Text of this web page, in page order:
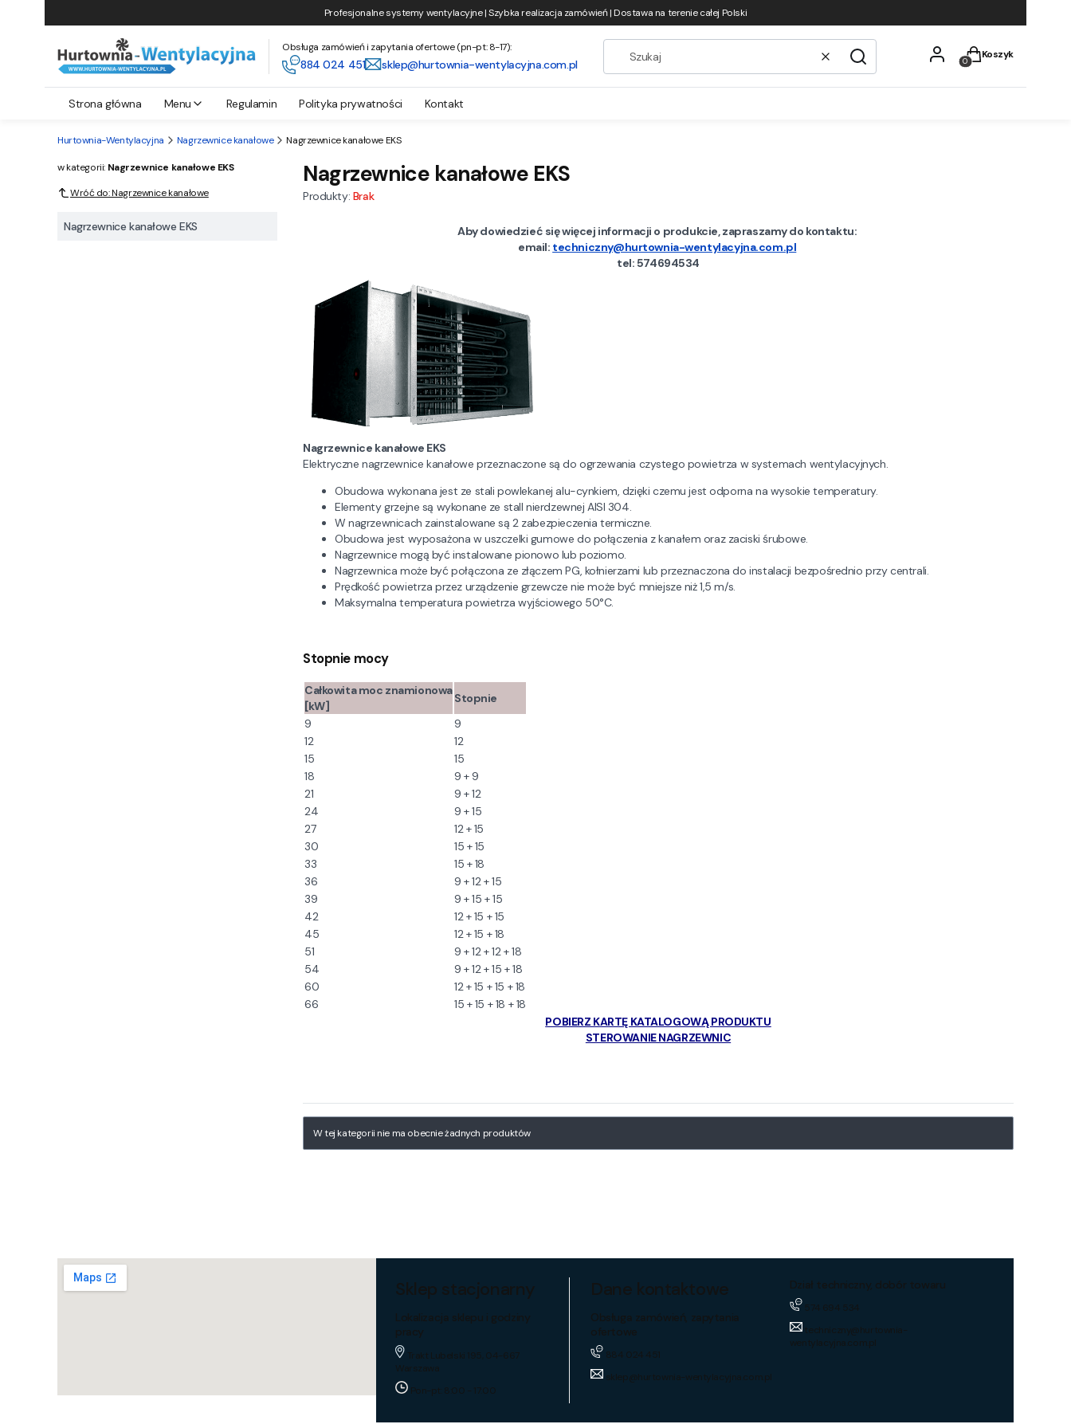
Profesjonalne systemy wentylacyjne | Szybka realizacja zamówień | Dostawa na terenie całej Polski
Obsługa zamówień i zapytania ofertowe (pn-pt: 8-17):
884 024 451 sklep@hurtownia-wentylacyjna.com.pl WyczyśćSzukaj
Produkty w
Koszyk
Strona główna Menu Regulamin Polityka prywatności Kontakt
Hurtownia-Wentylacyjna Nagrzewnice kanałowe Nagrzewnice kanałowe EKS
w kategorii: Nagrzewnice kanałowe EKS
Wróć do: Nagrzewnice kanałowe
Nagrzewnice kanałowe EKS
Nagrzewnice kanałowe EKS
Produkty: Brak
Aby dowiedzieć się więcej informacji o produkcie, zapraszamy do kontaktu:
email: techniczny@hurtownia-wentylacyjna.com.pl
tel: 574694534
Nagrzewnice kanałowe EKS
Elektryczne nagrzewnice kanałowe przeznaczone są do ogrzewania czystego powietrza w systemach wentylacyjnych.
Obudowa wykonana jest ze stali powlekanej alu-cynkiem, dzięki czemu jest odporna na wysokie temperatury.
Elementy grzejne są wykonane ze stall nierdzewnej AISI 304.
W nagrzewnicach zainstalowane są 2 zabezpieczenia termiczne.
Obudowa jest wyposażona w uszczelki gumowe do połączenia z kanałem oraz zaciski śrubowe.
Nagrzewnice mogą być instalowane pionowo lub poziomo.
Nagrzewnica może być połączona ze złączem PG, kołnierzami lub przeznaczona do instalacji bezpośrednio przy centrali.
Prędkość powietrza przez urządzenie grzewcze nie może być mniejsze niż 1,5 m/s.
Maksymalna temperatura powietrza wyjściowego 50°C.
Stopnie mocy
Całkowita moc znamionowa
[kW]
Stopnie
9
9
12
12
15
15
18
9 + 9
21
9 + 12
24
9 + 15
27
12 + 15
30
15 + 15
33
15 + 18
36
9 + 12 + 15
39
9 + 15 + 15
42
12 + 15 + 15
45
12 + 15 + 18
51
9 + 12 + 12 + 18
54
9 + 12 + 15 + 18
60
12 + 15 + 15 + 18
66
15 + 15 + 18 + 18
POBIERZ KARTĘ KATALOGOWĄ PRODUKTU
STEROWANIE NAGRZEWNIC
Lista produktów
W tej kategorii nie ma obecnie żadnych produktów
Sklep stacjonarny
Lokalizacja sklepu i godziny
pracy
Trakt Lubelski 195, 04-667
Warszawa
Pon-pt: 8:00 - 17:00
Dane kontaktowe
Obsługa zamówień, zapytania
ofertowe
884 024 451
sklep@hurtownia-wentylacyjna.com.pl
Dział techniczny, dobór towaru
574 694 534
techniczny@hurtownia-
wentylacyjna.com.pl